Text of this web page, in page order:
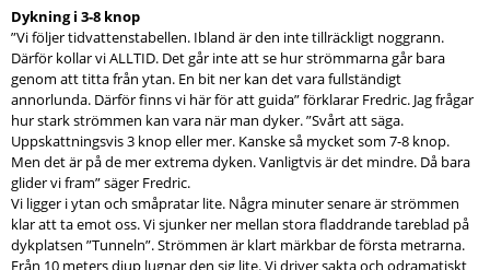
Dykning i 3-8 knop
”Vi följer tidvattenstabellen. Ibland är den inte tillräckligt noggrann.
Därför kollar vi ALLTID. Det går inte att se hur strömmarna går bara
genom att titta från ytan. En bit ner kan det vara fullständigt
annorlunda. Därför finns vi här för att guida” förklarar Fredric. Jag frågar
hur stark strömmen kan vara när man dyker. ”Svårt att säga.
Uppskattningsvis 3 knop eller mer. Kanske så mycket som 7-8 knop.
Men det är på de mer extrema dyken. Vanligtvis är det mindre. Då bara
glider vi fram” säger Fredric.
Vi ligger i ytan och småpratar lite. Några minuter senare är strömmen
klar att ta emot oss. Vi sjunker ner mellan stora fladdrande tareblad på
dykplatsen ”Tunneln”. Strömmen är klart märkbar de första metrarna.
Från 10 meters djup lugnar den sig lite. Vi driver sakta och odramatiskt